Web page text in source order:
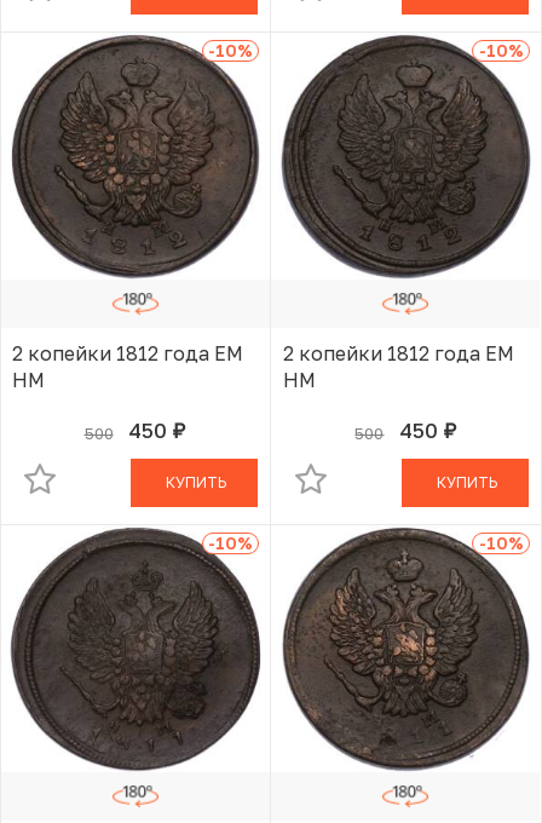
-10%
2 копейки 1812 года ЕМ
НМ
500 450 руб.
В КОРЗИНЕ
КУПИТЬ
-10%
2 копейки 1812 года ЕМ
НМ
500 450 руб.
В КОРЗИНЕ
КУПИТЬ
-10% -10%